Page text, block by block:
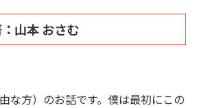
山本 おさむ
な方）のお話です。僕は最初にこの